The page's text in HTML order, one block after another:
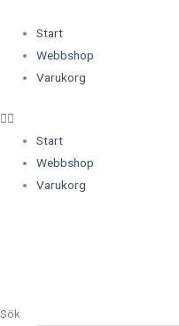
innehåll
Start
Webbshop
Varukorg
Start
Webbshop
Varukorg
Sök